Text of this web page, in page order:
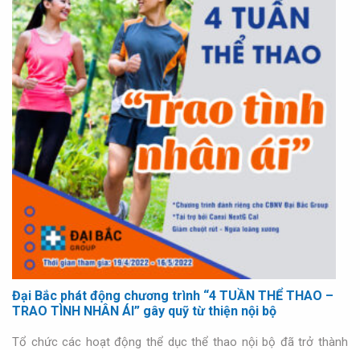
Đại Bắc phát động chương trình “4 TUẦN THỂ THAO –
TRAO TÌNH NHÂN ÁI” gây quỹ từ thiện nội bộ
Tổ chức các hoạt động thể dục thể thao nội bộ đã trở thành